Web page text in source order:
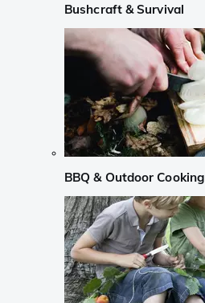
Bushcraft & Survival
BBQ & Outdoor Cooking